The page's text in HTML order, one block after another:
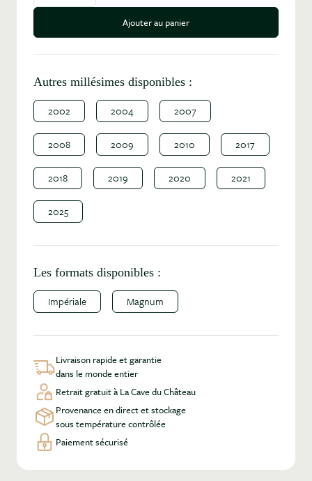
Ajouter au panier
Autres millésimes disponibles :
2002 2004 2007
2008 2009 2010 2017
2018 2019 2020 2021
2025
Les formats disponibles :
Impériale Magnum
Livraison rapide et garantie
dans le monde entier
Retrait gratuit à La Cave du Château
Provenance en direct et stockage
sous température contrôlée
Paiement sécurisé